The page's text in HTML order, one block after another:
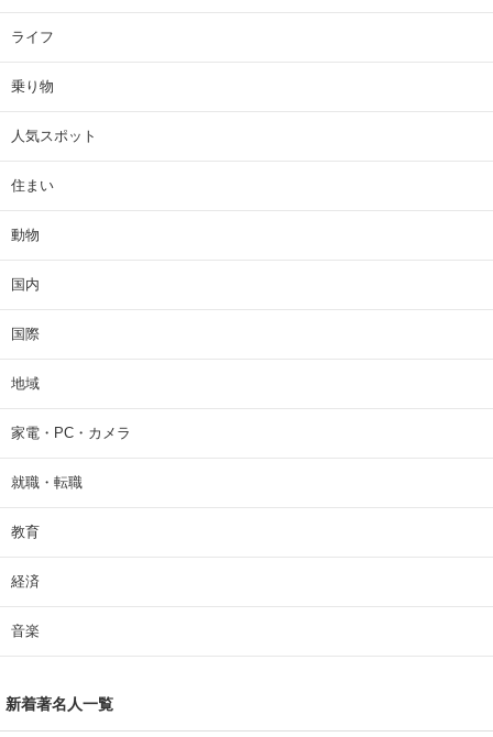
ライフ
乗り物
人気スポット
住まい
動物
国内
国際
地域
家電・PC・カメラ
就職・転職
教育
経済
音楽
新着著名人一覧